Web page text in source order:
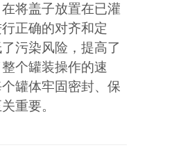
将盖子放置在已灌
正确的对齐和定
污染风险，提高了
个罐装操作的速
罐体牢固密封、保
重要。